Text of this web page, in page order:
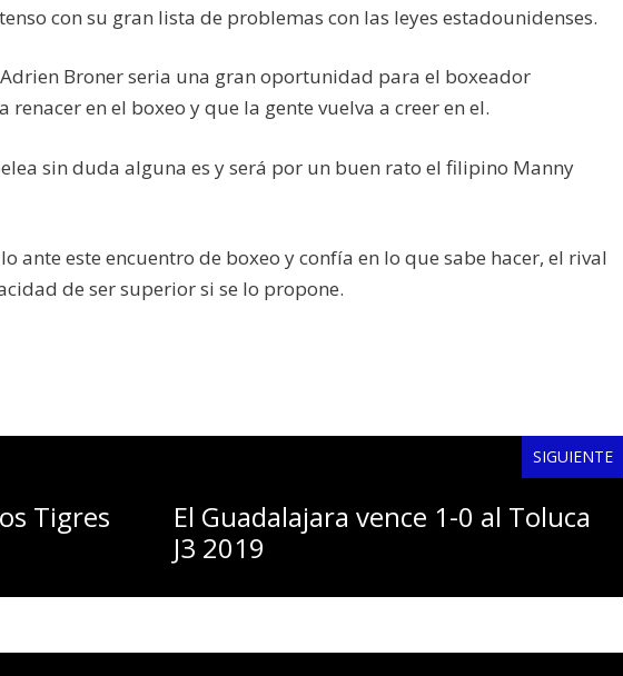
con su gran lista de problemas con las leyes estadounidenses.
Broner seria una gran oportunidad para el boxeador
en el boxeo y que la gente vuelva a creer en el.
sin duda alguna es y será por un buen rato el filipino Manny
ante este encuentro de boxeo y confía en lo que sabe hacer, el rival
de ser superior si se lo propone.
Tigres
SIGUIENTE
El Guadalajara vence 1-0 al Toluca
J3 2019